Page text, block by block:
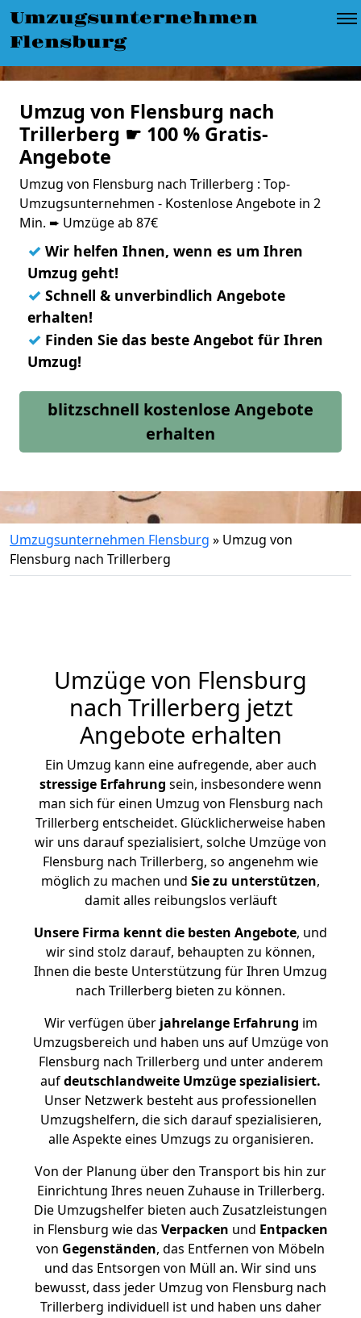
Umzugsunternehmen
Flensburg
Umzug von Flensburg nach
Trillerberg ☛ 100 % Gratis-
Angebote
Umzug von Flensburg nach Trillerberg : Top-
Umzugsunternehmen - Kostenlose Angebote in 2
Min. ➨ Umzüge ab 87€
✓ Wir helfen Ihnen, wenn es um Ihren
Umzug geht!
✓ Schnell & unverbindlich Angebote
erhalten!
✓ Finden Sie das beste Angebot für Ihren
Umzug!
blitzschnell kostenlose Angebote
erhalten
Umzugsunternehmen Flensburg » Umzug von
Flensburg nach Trillerberg
Umzüge von Flensburg
nach Trillerberg jetzt
Angebote erhalten
Ein Umzug kann eine aufregende, aber auch
stressige Erfahrung sein, insbesondere wenn
man sich für einen Umzug von Flensburg nach
Trillerberg entscheidet. Glücklicherweise haben
wir uns darauf spezialisiert, solche Umzüge von
Flensburg nach Trillerberg, so angenehm wie
möglich zu machen und Sie zu unterstützen,
damit alles reibungslos verläuft
Unsere Firma kennt die besten Angebote, und
wir sind stolz darauf, behaupten zu können,
Ihnen die beste Unterstützung für Ihren Umzug
nach Trillerberg bieten zu können.
Wir verfügen überjahrelange Erfahrung im
Umzugsbereich und haben uns auf Umzüge von
Flensburg nach Trillerberg und unter anderem
aufdeutschlandweite Umzüge spezialisiert.
Unser Netzwerk besteht aus professionellen
Umzugshelfern, die sich darauf spezialisieren,
alle Aspekte eines Umzugs zu organisieren.
Von der Planung über den Transport bis hin zur
Einrichtung Ihres neuen Zuhause in Trillerberg.
Die Umzugshelfer bieten auch Zusatzleistungen
in Flensburg wie das Verpacken und Entpacken
von Gegenständen, das Entfernen von Möbeln
und das Entsorgen von Müll an. Wir sind uns
bewusst, dass jeder Umzug von Flensburg nach
Trillerberg individuell ist und haben uns daher